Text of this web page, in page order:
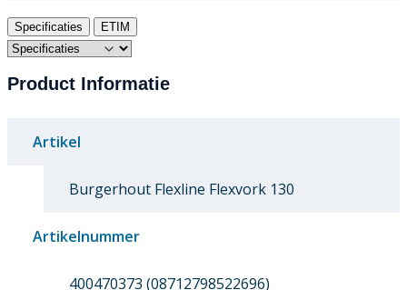
Specificaties ETIM
Product Informatie
Artikel
Burgerhout Flexline Flexvork 130
Artikelnummer
400470373 (08712798522696)